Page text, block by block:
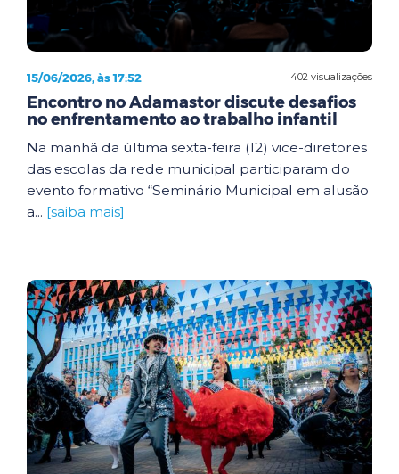
402 visualizações
15/06/2026, às 17:52
Encontro no Adamastor discute desafios
no enfrentamento ao trabalho infantil
Na manhã da última sexta-feira (12) vice-diretores
das escolas da rede municipal participaram do
evento formativo “Seminário Municipal em alusão
a... [saiba mais]